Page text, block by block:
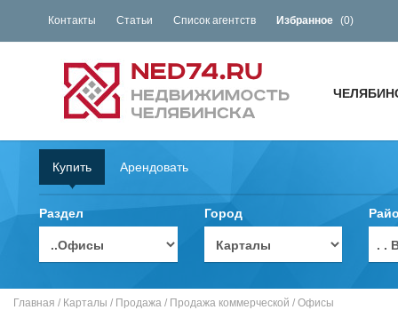
Контакты Статьи Список агентств Избранное (0)
Купить Арендовать
Раздел Город
. .
Главная / Карталы / Продажа / Продажа коммерческой / Офисы